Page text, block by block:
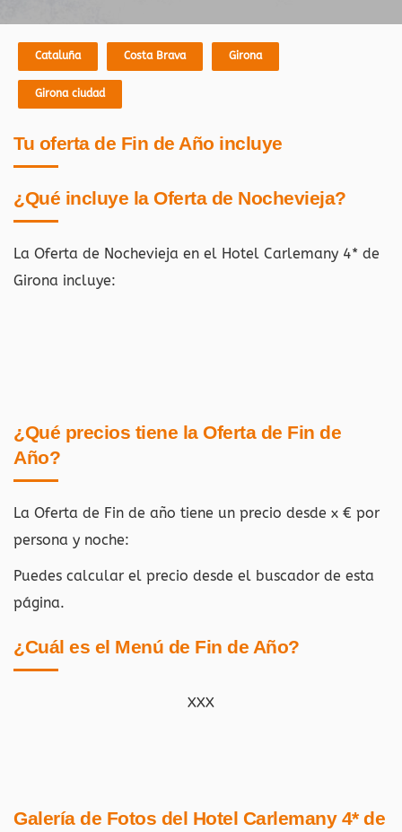
Cataluña Costa Brava Girona
Girona ciudad
Tu oferta de Fin de Año incluye
¿Qué incluye la Oferta de Nochevieja?
La Oferta de Nochevieja en el Hotel Carlemany 4* de
Girona incluye:
¿Qué precios tiene la Oferta de Fin de
Año?
La Oferta de Fin de año tiene un precio desde x € por
persona y noche:
Puedes calcular el precio desde el buscador de esta
página.
¿Cuál es el Menú de Fin de Año?
XXX
Galería de Fotos del Hotel Carlemany 4* de